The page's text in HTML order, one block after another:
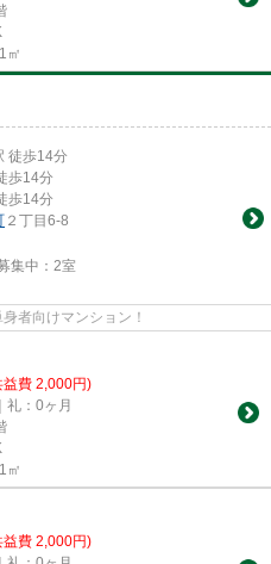
㎡
徒歩14分
歩14分
歩14分
２丁目6-8
集中： 2室
者向けマンション！
費 2,000円)
礼：0ヶ月
㎡
費 2,000円)